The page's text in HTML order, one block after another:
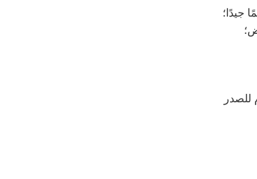
جيدًا؛
للصدر